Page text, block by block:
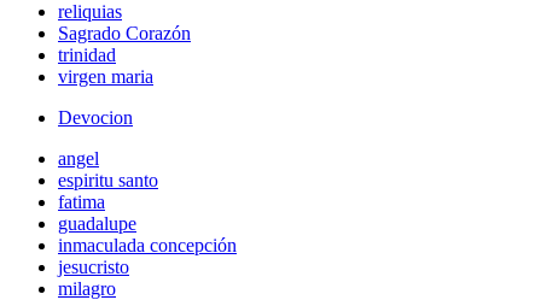
reliquias
Sagrado Corazón
trinidad
virgen maria
Devocion
angel
espiritu santo
fatima
guadalupe
inmaculada concepción
jesucristo
milagro